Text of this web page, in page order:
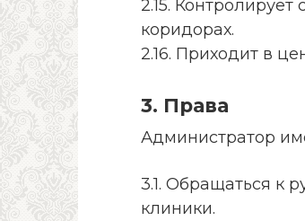
2.15.
коридорах.
2.16. Приходит в
3. Права
Администратор
3.1. Обращаться к
клиники.